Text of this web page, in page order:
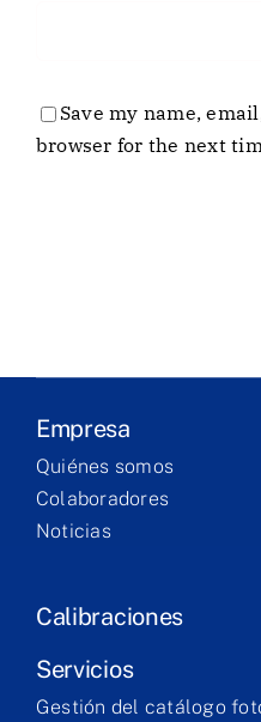
Save my name,
browser for the next
Empresa
Quiénes somos
Colaboradores
Noticias
Calibraciones
Servicios
Gestión del catálogo